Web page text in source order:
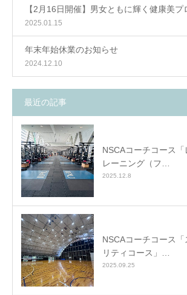
【2月16日開催】男女ともに輝く健康美プ
2025.01.15
年末年始休業のお知らせ
2024.12.10
最近の記事
NSCAコーチコース「
レーニング（フ…
2025.12.8
NSCAコーチコース
リティコース」…
2025.09.25